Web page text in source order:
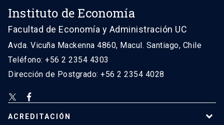
Instituto de Economía
Facultad de Economía y Administración UC
Avda. Vicuña Mackenna 4860, Macul. Santiago, Chile
Teléfono: +56 2 2354 4303
Dirección de Postgrado: +56 2 2354 4028
ACREDITACIÓN